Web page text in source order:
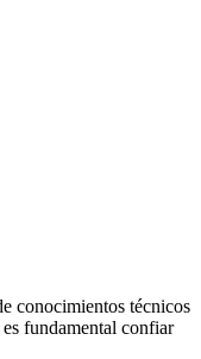
conocimientos técnicos
fundamental confiar